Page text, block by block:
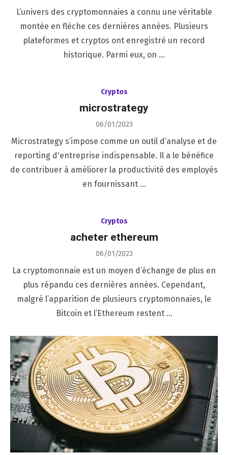
L’univers des cryptomonnaies a connu une véritable
montée en flèche ces dernières années. Plusieurs
plateformes et cryptos ont enregistré un record
historique. Parmi eux, on …
Cryptos
microstrategy
Posted
06/01/2023
Microstrategy s’impose comme un outil d’analyse et de
reporting d'entreprise indispensable. Il a le bénéfice
de contribuer à améliorer la productivité des employés
en fournissant …
Cryptos
acheter ethereum
Posted
06/01/2023
La cryptomonnaie est un moyen d’échange de plus en
plus répandu ces dernières années. Cependant,
malgré l’apparition de plusieurs cryptomonnaies, le
Bitcoin et l’Ethereum restent …